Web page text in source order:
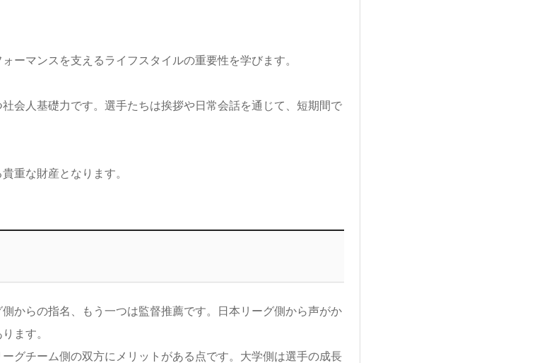
ーマンスを支えるライフスタイルの重要性を学びます。
会人基礎力です。選手たちは挨拶や日常会話を通じて、短期間で
重な財産となります。
からの指名、もう一つは監督推薦です。日本リーグ側から声がか
ます。
グチーム側の双方にメリットがある点です。大学側は選手の成長